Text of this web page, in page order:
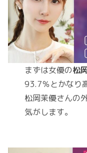
まずは女優の松
93.7％とかなり
松岡茉優さんの
気がします。